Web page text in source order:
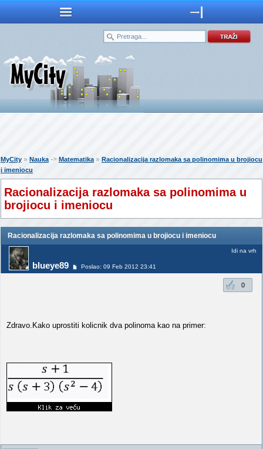
MyCity » Nauka-> Matematika» Racionalizacija razlomaka sa polinomima u brojiocu
i imeniocu
Racionalizacija razlomaka sa polinomima u
brojiocu i imeniocu
Racionalizacija razlomaka sa polinomima u brojiocu i imeniocu
blueye89 Poslao: 09 Feb 2012 23:41
Idi na vrh
0
Zdravo.Kako uprostiti kolicnik dva polinoma kao na primer: